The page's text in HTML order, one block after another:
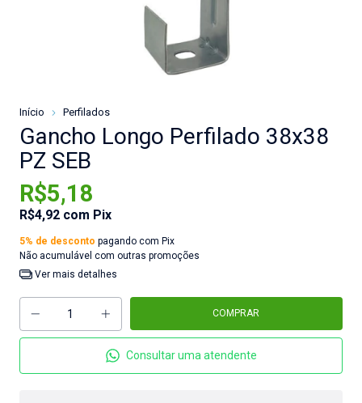
Início Perfilados
Gancho Longo Perfilado 38x38
PZ SEB
R$5,18
R$4,92 com Pix
5% de desconto pagando com Pix
Não acumulável com outras promoções
Ver mais detalhes
Consultar uma atendente